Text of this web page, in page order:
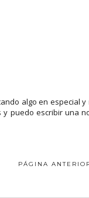
algo en especial y
y puedo escribir una
PÁGINA